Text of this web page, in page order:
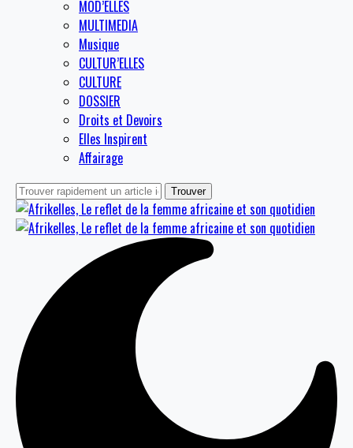
MOD’ELLES
MULTIMEDIA
Musique
CULTUR’ELLES
CULTURE
DOSSIER
Droits et Devoirs
Elles Inspirent
Affairage